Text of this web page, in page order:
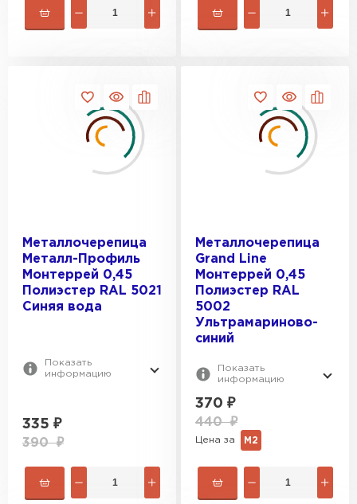
Металлочерепица
Металл-Профиль
Монтеррей 0,45
Полиэстер RAL 5021
Синяя вода
Показать
информацию
335 ₽
390₽
Металлочерепица
Grand Line
Монтеррей 0,45
Полиэстер RAL
5002
Ультрамариново-
синий
Показать
информацию
370 ₽
440₽
Цена за М2
Фальцевая кровля
ПЕРЕЙТИ